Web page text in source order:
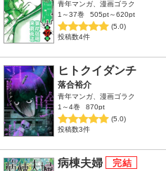
青年マンガ、漫画ゴラク
1～37巻
505pt～620pt
(5.0)
投稿数4件
ヒトクイダンチ
落合裕介
青年マンガ、漫画ゴラク
1～4巻
870pt
(5.0)
投稿数3件
病棟夫婦